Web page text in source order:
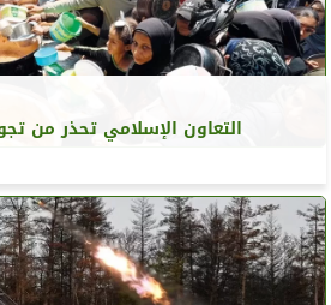
التعاون الإسلامي تحذر من